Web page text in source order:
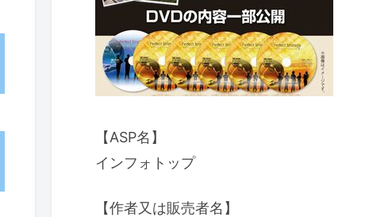
【ASP名】
インフォトップ
【作者又は販売者名】